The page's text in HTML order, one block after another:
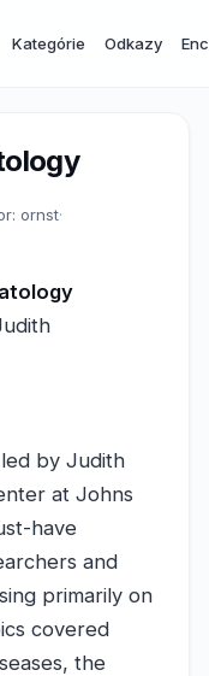
Kategórie Odkazy
ornst·
by Judith
at Johns
have
and
primarily on
covered
the